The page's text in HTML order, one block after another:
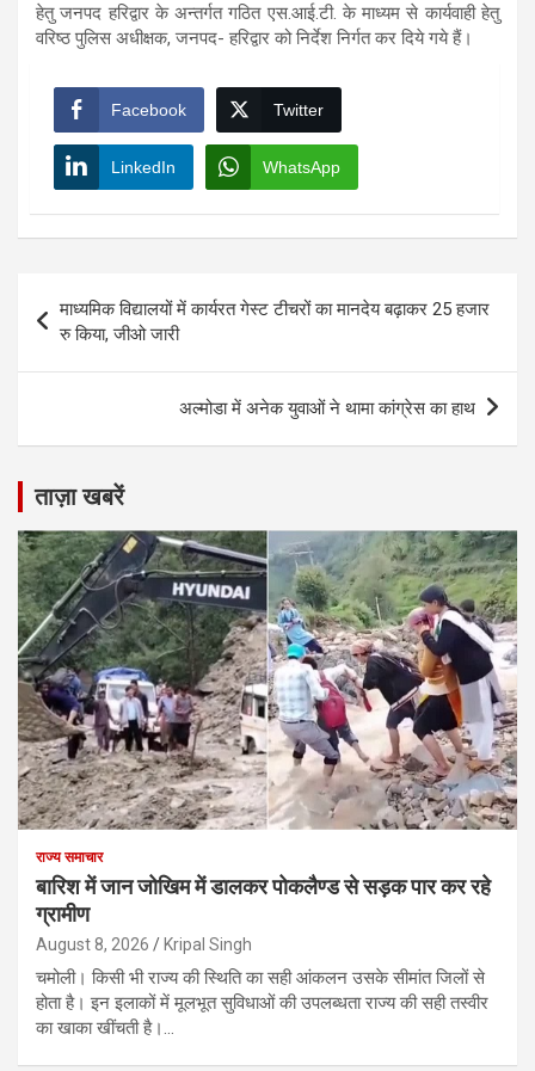
हेतु जनपद हरिद्वार के अन्तर्गत गठित एस.आई.टी. के माध्यम से कार्यवाही हेतु
वरिष्ठ पुलिस अधीक्षक, जनपद- हरिद्वार को निर्देश निर्गत कर दिये गये हैं।
Facebook Twitter
LinkedIn WhatsApp
navigation
माध्यमिक विद्यालयों में कार्यरत गेस्ट टीचरों का मानदेय बढ़ाकर 25 हजार
रु किया, जीओ जारी
अल्मोडा में अनेक युवाओं ने थामा कांग्रेस का हाथ
ताज़ा खबरें
राज्य समाचार
बारिश में जान जोखिम में डालकर पोकलैण्ड से सड़क पार कर रहे
ग्रामीण
August 8, 2026 Kripal Singh
चमोली। किसी भी राज्य की स्थिति का सही आंकलन उसके सीमांत जिलों से
होता है। इन इलाकों में मूलभूत सुविधाओं की उपलब्धता राज्य की सही तस्वीर
का खाका खींचती है।…